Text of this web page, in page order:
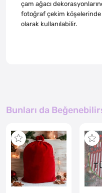
çam ağacı
fotoğraf çekim köşelerinde
olarak kullanılabilir.
Bunları da